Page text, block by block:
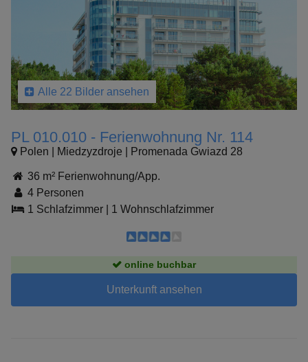
Alle 22 Bilder ansehen
PL 010.010 - Ferienwohnung Nr. 114
Polen | Miedzyzdroje | Promenada Gwiazd 28
36 m² Ferienwohnung/App.
4 Personen
1 Schlafzimmer
1 Wohnschlafzimmer
online buchbar
Unterkunft ansehen